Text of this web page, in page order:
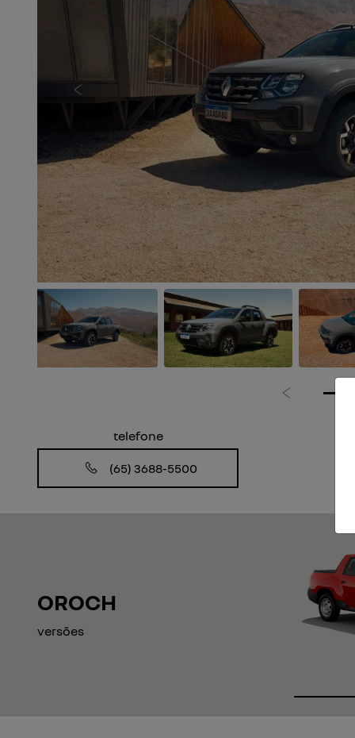
Anterior
Anterior
telefone
(65) 3688-5500
OROCH
versões